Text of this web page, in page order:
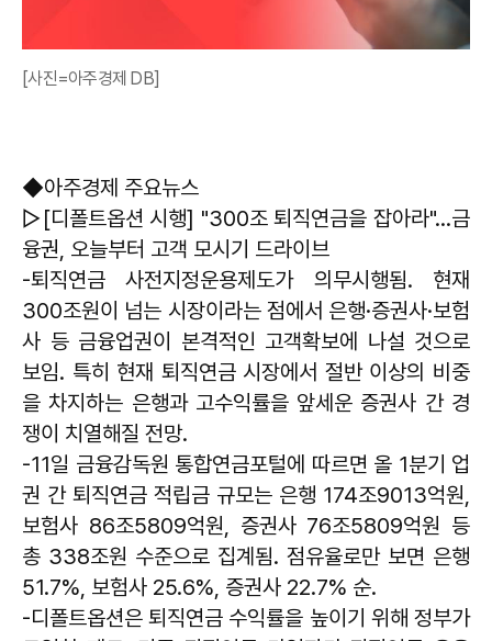
[사진=아주경제 DB]
◆아주경제 주요뉴스
▷[디폴트옵션 시행] "300조 퇴직연금을 잡아라"…금
융권, 오늘부터 고객 모시기 드라이브
-퇴직연금 사전지정운용제도가 의무시행됨. 현재
300조원이 넘는 시장이라는 점에서 은행·증권사·보험
사 등 금융업권이 본격적인 고객확보에 나설 것으로
보임. 특히 현재 퇴직연금 시장에서 절반 이상의 비중
을 차지하는 은행과 고수익률을 앞세운 증권사 간 경
쟁이 치열해질 전망.
-11일 금융감독원 통합연금포털에 따르면 올 1분기 업
권 간 퇴직연금 적립금 규모는 은행 174조9013억원,
보험사 86조5809억원, 증권사 76조5809억원 등
총 338조원 수준으로 집계됨. 점유율로만 보면 은행
51.7%, 보험사 25.6%, 증권사 22.7% 순.
-디폴트옵션은 퇴직연금 수익률을 높이기 위해 정부가